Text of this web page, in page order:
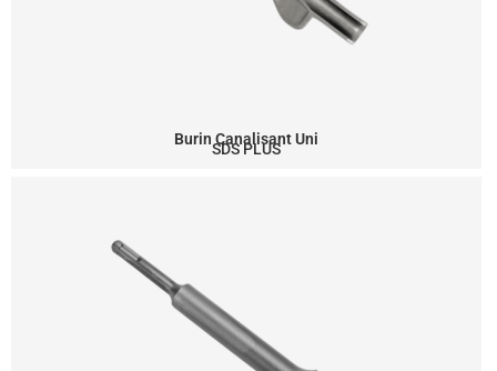
Burin Canalisant Uni
SDS PLUS